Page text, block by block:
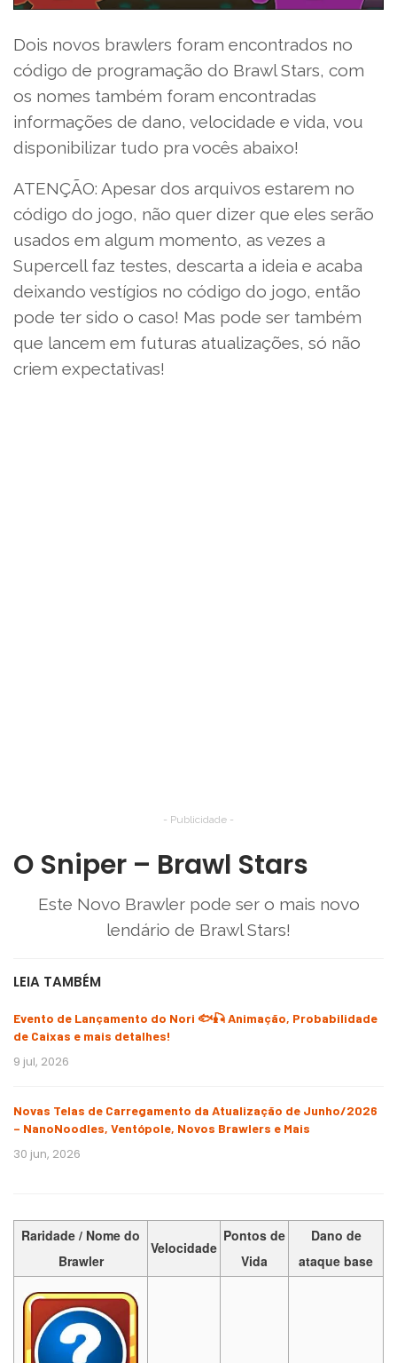
Dois novos brawlers foram encontrados no
código de programação do Brawl Stars, com
os nomes também foram encontradas
informações de dano, velocidade e vida, vou
disponibilizar tudo pra vocês abaixo!
ATENÇÃO: Apesar dos arquivos estarem no
código do jogo, não quer dizer que eles serão
usados em algum momento, as vezes a
Supercell faz testes, descarta a ideia e acaba
deixando vestígios no código do jogo, então
pode ter sido o caso! Mas pode ser também
que lancem em futuras atualizações, só não
criem expectativas!
- Publicidade -
O Sniper – Brawl Stars
Este Novo Brawler pode ser o mais novo
lendário de Brawl Stars!
LEIA TAMBÉM
Evento de Lançamento do Nori 🐟🎣 Animação, Probabilidade
de Caixas e mais detalhes!
9 jul, 2026
Novas Telas de Carregamento da Atualização de Junho/2026
– NanoNoodles, Ventópole, Novos Brawlers e Mais
30 jun, 2026
Raridade / Nome do
Brawler
Velocidade
Pontos de
Vida
Dano de
ataque base